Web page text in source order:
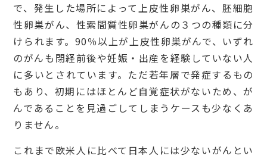
で、発生した場所によって上皮性卵巣がん、胚細胞
性卵巣がん、性索間質性卵巣がんの３つの種類に分
けられます。90％以上が上皮性卵巣がんで、いずれ
のがんも閉経前後や妊娠・出産を経験していない人
に多いとされています。ただ若年層で発症するもの
もあり、初期にはほとんど自覚症状がないため、が
んであることを見過ごしてしまうケースも少なくあ
りません。
これまで欧米人に比べて日本人には少ないがんとい